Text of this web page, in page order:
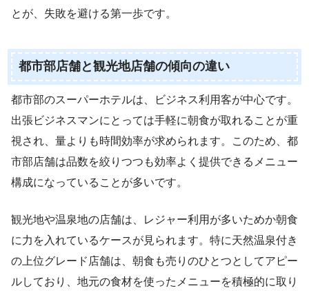
とが、失敗を避ける第一歩です。
都市部店舗と観光地店舗の傾向の違い
都市部のスーパーホテルは、ビジネス利用客が中心です。
出張ビジネスマンにとっては手軽に朝食が取れることが重
視され、量よりも時間効率が求められます。このため、都
市部店舗は品数を絞りつつも効率よく提供できるメニュー
構成になっていることが多いです。
観光地や温泉地の店舗は、レジャー利用が多いためか朝食
に力を入れているケースが見られます。特に天然温泉付き
の上位グレード店舗は、朝食も売りのひとつとしてアピー
ルしており、地元の食材を使ったメニューを積極的に取り